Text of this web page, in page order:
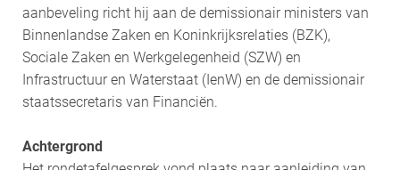
aanbeveling richt hij aan de demissionair ministers van
Binnenlandse Zaken en Koninkrijksrelaties (BZK),
Sociale Zaken en Werkgelegenheid (SZW) en
Infrastructuur en Waterstaat (IenW) en de demissionair
staatssecretaris van Financiën.
Achtergrond